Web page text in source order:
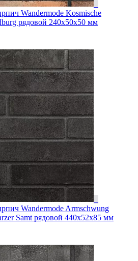
Wandermode Kosmische
рядовой 240x50x50 мм
Wandermode Armschwung
Samt рядовой 440x52x85 мм